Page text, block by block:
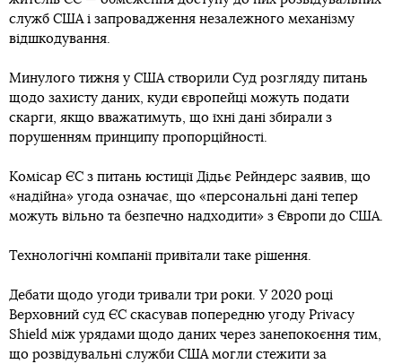
служб США і запровадження незалежного механізму
відшкодування.
Минулого тижня у США створили Суд розгляду питань
щодо захисту даних, куди європейці можуть подати
скарги, якщо вважатимуть, що їхні дані збирали з
порушенням принципу пропорційності.
Комісар ЄС з питань юстиції Дідьє Рейндерс заявив, що
«надійна» угода означає, що «персональні дані тепер
можуть вільно та безпечно надходити» з Європи до США.
Технологічні компанії привітали таке рішення.
Дебати щодо угоди тривали три роки. У 2020 році
Верховний суд ЄС скасував попередню угоду Privacy
Shield між урядами щодо даних через занепокоєння тим,
що розвідувальні служби США могли стежити за